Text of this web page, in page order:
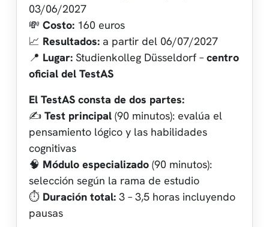
03/06/2027
💸 Costo: 160 euros
📈 Resultados: a partir del 06/07/2027
📍 Lugar: Studienkolleg Düsseldorf – centro
oficial del TestAS
El TestAS consta de dos partes:
✍️ Test principal (90 minutos): evalúa el
pensamiento lógico y las habilidades
cognitivas
🧠 Módulo especializado (90 minutos):
selección según la rama de estudio
⏱️ Duración total: 3 – 3,5 horas incluyendo
pausas